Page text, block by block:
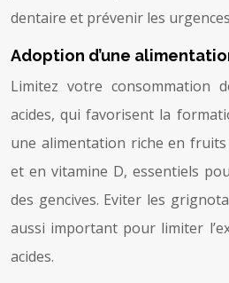
dentaire et prévenir les
Adoption d’une
Limitez votre consommation
acides, qui favorisent la
une alimentation riche en
et en vitamine D, essentiels
des gencives. Eviter les
aussi important pour limiter
acides.